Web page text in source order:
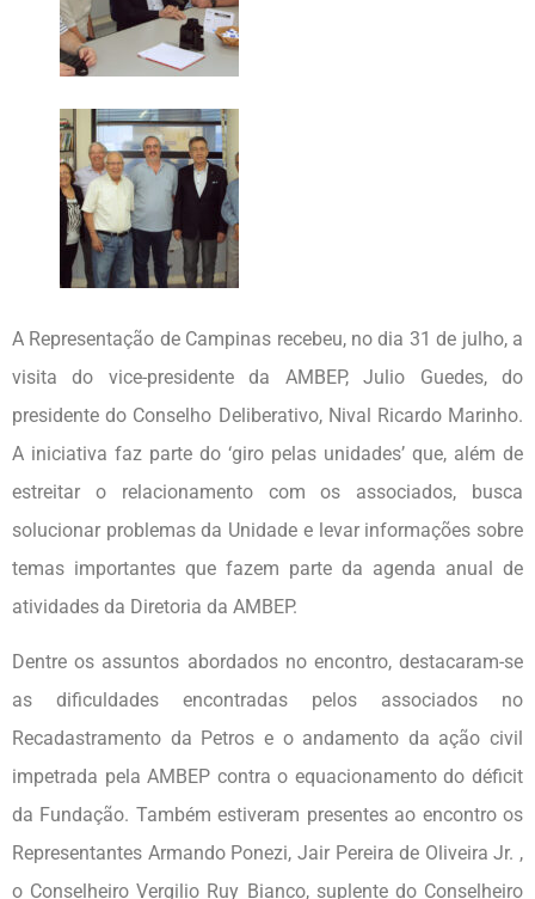
A Representação de Campinas recebeu, no dia 31 de julho, a
visita do vice-presidente da AMBEP, Julio Guedes, do
presidente do Conselho Deliberativo, Nival Ricardo Marinho.
A iniciativa faz parte do ‘giro pelas unidades’ que, além de
estreitar o relacionamento com os associados, busca
solucionar problemas da Unidade e levar informações sobre
temas importantes que fazem parte da agenda anual de
atividades da Diretoria da AMBEP.
Dentre os assuntos abordados no encontro, destacaram-se
as dificuldades encontradas pelos associados no
Recadastramento da Petros e o andamento da ação civil
impetrada pela AMBEP contra o equacionamento do déficit
da Fundação. Também estiveram presentes ao encontro os
Representantes Armando Ponezi, Jair Pereira de Oliveira Jr. ,
o Conselheiro Vergilio Ruy Bianco, suplente do Conselheiro